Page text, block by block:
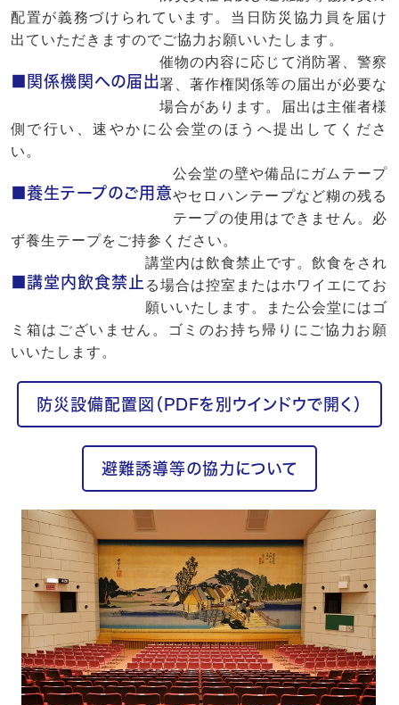
配置が義務づけられています。当日防災協力員を届け
出ていただきますのでご協力お願いいたします。
■関係機関への届出
催物の内容に応じて消防署、警察
署、著作権関係等の届出が必要な
場合があります。届出は主催者様
側で行い、速やかに公会堂のほうへ提出してくださ
い。
■養生テープのご用意
公会堂の壁や備品にガムテープ
やセロハンテープなど糊の残る
テープの使用はできません。必
ず養生テープをご持参ください。
■講堂内飲食禁止
講堂内は飲食禁止です。飲食をされ
る場合は控室またはホワイエにてお
願いいたします。また公会堂にはゴ
ミ箱はございません。ゴミのお持ち帰りにご協力お願
いいたします。
防災設備配置図（PDFを別ウインドウで開く）
避難誘導等の協力について